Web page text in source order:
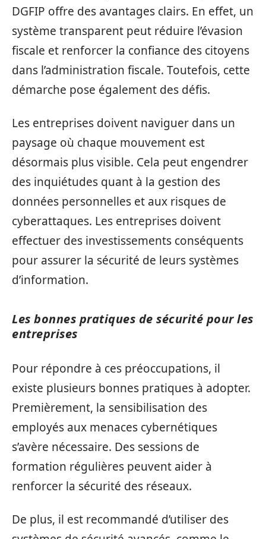
DGFIP offre des avantages clairs. En effet, un
système transparent peut réduire l’évasion
fiscale et renforcer la confiance des citoyens
dans l’administration fiscale. Toutefois, cette
démarche pose également des défis.
Les entreprises doivent naviguer dans un
paysage où chaque mouvement est
désormais plus visible. Cela peut engendrer
des inquiétudes quant à la gestion des
données personnelles et aux risques de
cyberattaques. Les entreprises doivent
effectuer des investissements conséquents
pour assurer la sécurité de leurs systèmes
d’information.
Les bonnes pratiques de sécurité pour les
entreprises
Pour répondre à ces préoccupations, il
existe plusieurs bonnes pratiques à adopter.
Premièrement, la sensibilisation des
employés aux menaces cybernétiques
s’avère nécessaire. Des sessions de
formation régulières peuvent aider à
renforcer la sécurité des réseaux.
De plus, il est recommandé d’utiliser des